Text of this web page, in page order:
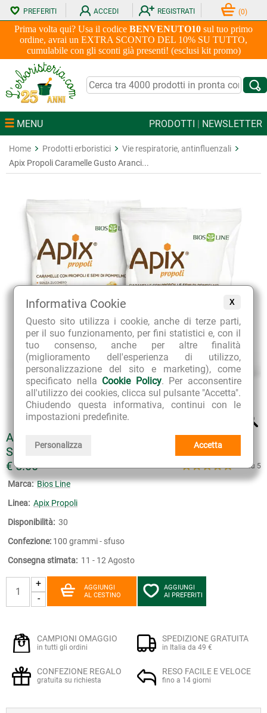
X
Informativa Cookie
Questo sito utilizza i cookie, anche di terze parti,
per il suo funzionamento, per fini statistici e, con il
tuo consenso, anche per altre finalità
(miglioramento dell'esperienza di utilizzo,
personalizzazione del sito e marketing), come
specificato nella Cookie Policy. Per acconsentire
all'utilizzo dei cookies, clicca sul pulsante "Accetta".
Chiudendo questa informativa, continui con le
impostazioni predefinite.
Personalizza Accetta
Prima volta qui? Usa il codice BENVENUTO10 sul tuo primo
ordine, avrai un EXTRA SCONTO DEL 10% SU TUTTO,
cumulabile con gli sconti già presenti! (esclusi kit promo)
PREFERITI ACCEDI REGISTRATI (0)
MENU PRODOTTI | NEWSLETTER
Home Prodotti erboristici
Vie respiratorie, antinfluenzali
Apix Propoli Caramelle Gusto Aranci...
APIX PROPOLI CARAMELLE GUSTO ARANCIA
SENZA GLUTINE SENZA ZUCCHERO
€ 5.00
4.8 su 5
Marca: Bios Line
Linea: Apix Propoli
Disponibilità: 30
Confezione: 100 grammi - sfuso
Consegna stimata: 11 - 12 Agosto
+
-
AGGIUNGI
AL CESTINO
AGGIUNGI
AI PREFERITI
CAMPIONI OMAGGIO
in tutti gli ordini
SPEDIZIONE GRATUITA
in Italia da 49 €
CONFEZIONE REGALO
gratuita su richiesta
RESO FACILE E VELOCE
fino a 14 giorni